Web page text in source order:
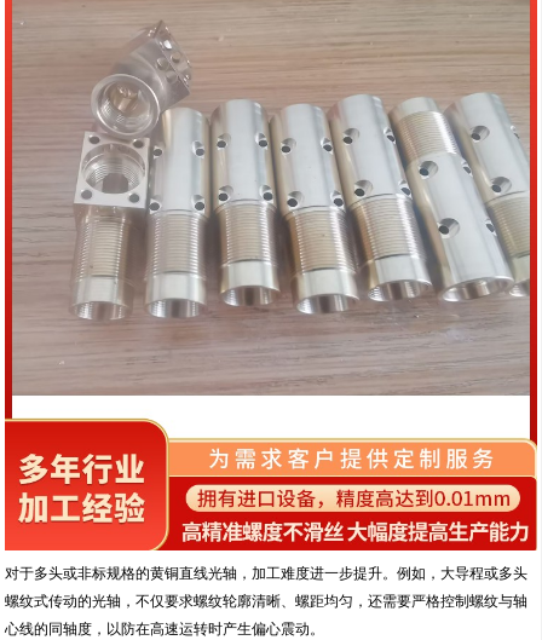
对于多头或非标规格的黄铜直线光轴，加工难度进一步提升。例如，大导程或多头
螺纹式传动的光轴，不仅要求螺纹轮廓清晰、螺距均匀，还需要严格控制螺纹与轴
心线的同轴度，以防在高速运转时产生偏心震动。